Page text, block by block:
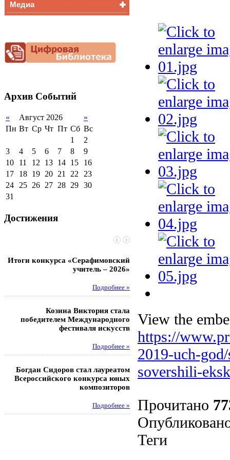
Снижение
документационной
нагрузки
Медиа
Архив Событий
« Август 2026
»
Пн Вт Ср Чт Пт Сб Вс
1
2
3
4 5 6 7 8
9
10
11 12 13 14 15
16
17
18 19 20 21 22 23
24 25 26 27 28 29 30
31
Достижения
Итоги конкурса «Серафимовский
учитель – 2026»
Подробнее »
Козина Виктория стала
победителем Международного
фестиваля искусств
Подробнее »
Богдан Сидоров стал лауреатом
Всероссийского конкурса юных
композиторов
Подробнее »
Чебаненко Глеб стал
областных
турнира
Педагоги
победителями
этапа XXI
View the
https://
2019-uch-
sovershili-
Прочитано
Теги